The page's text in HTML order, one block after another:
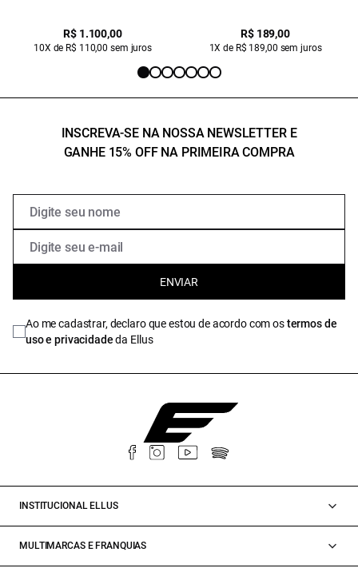
R$ 1.100,00
10X de R$ 110,00 sem juros
R$ 189,00
1X de R$ 189,00 sem juros
INSCREVA-SE NA NOSSA NEWSLETTER E
GANHE 15% OFF NA PRIMEIRA COMPRA
ENVIAR
Ao me cadastrar, declaro que estou de acordo com ostermos de
uso e privacidadeda Ellus
INSTITUCIONAL ELLUS
MULTIMARCAS E FRANQUIAS